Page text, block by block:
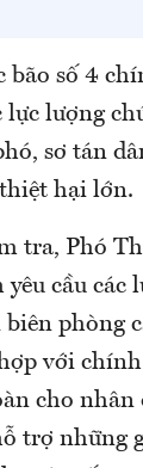
bão số 4
lực lượng
sơ tán
hại lớn.
tra, Phó
cầu các
phòng
với
cho
trợ những